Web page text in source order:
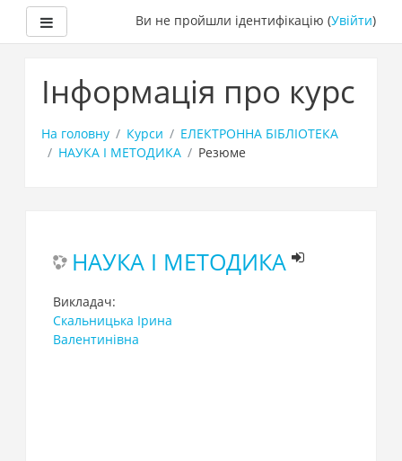
головного
Бокова панельВи не пройшли ідентифікацію (Увійти)
Інформація про курс
На головну Курси
ЕЛЕКТРОННА БІБЛІОТЕКА
НАУКА І МЕТОДИКА
Резюме
НАУКА І МЕТОДИКА
Викладач:
Скальницька Ірина
Валентинівна